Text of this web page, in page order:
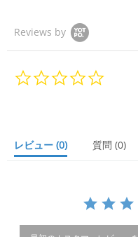
Reviews by
r
g
レビュー (0) 質問 (0)